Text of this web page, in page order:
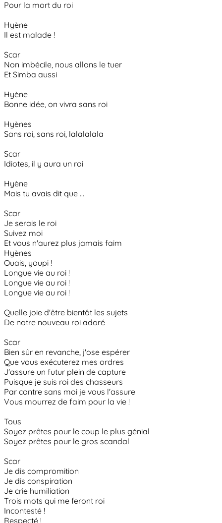
Pour la mort du roi
Hyène
Il est malade !
Scar
Non imbécile, nous allons le tuer
Et Simba aussi
Hyène
Bonne idée, on vivra sans roi
Hyènes
Sans roi, sans roi, lalalalala
Scar
Idiotes, il y aura un roi
Hyène
Mais tu avais dit que ...
Scar
Je serais le roi
Suivez moi
Et vous n'aurez plus jamais faim
Hyènes
Ouais, youpi !
Longue vie au roi !
Longue vie au roi !
Longue vie au roi !
Quelle joie d'être bientôt les sujets
De notre nouveau roi adoré
Scar
Bien sûr en revanche, j'ose espérer
Que vous exécuterez mes ordres
J'assure un futur plein de capture
Puisque je suis roi des chasseurs
Par contre sans moi je vous l'assure
Vous mourrez de faim pour la vie !
Tous
Soyez prêtes pour le coup le plus génial
Soyez prêtes pour le gros scandal
Scar
Je dis compromition
Je dis conspiration
Je crie humiliation
Trois mots qui me feront roi
Incontesté !
Respecté !